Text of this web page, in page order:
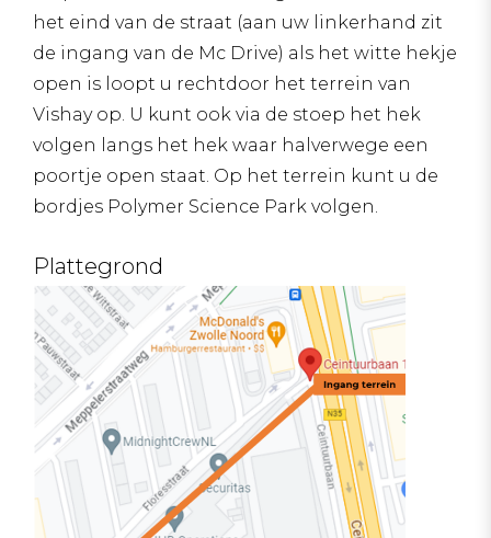
het eind van de straat (aan uw linkerhand zit
de ingang van de Mc Drive) als het witte hekje
open is loopt u rechtdoor het terrein van
Vishay op. U kunt ook via de stoep het hek
volgen langs het hek waar halverwege een
poortje open staat. Op het terrein kunt u de
bordjes Polymer Science Park volgen.
Plattegrond